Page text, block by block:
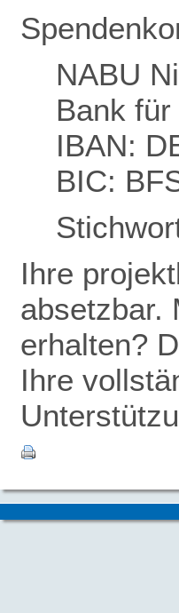
NABU
Bank
IBAN:
BIC:
Ihre
absetzbar.
erhalten?
Ihre